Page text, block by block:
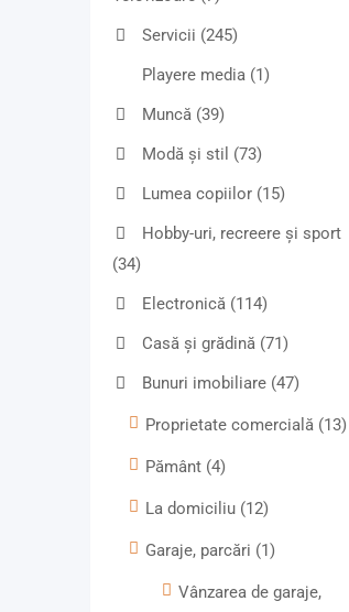
Servicii (245)
Playere media (1)
Muncă (39)
Modă și stil (73)
Lumea copiilor (15)
Hobby-uri, recreere și sport
(34)
Electronică (114)
Casă și grădină (71)
Bunuri imobiliare (47)
Proprietate comercială (13)
Pământ (4)
La domiciliu (12)
Garaje, parcări (1)
Vânzarea de garaje,